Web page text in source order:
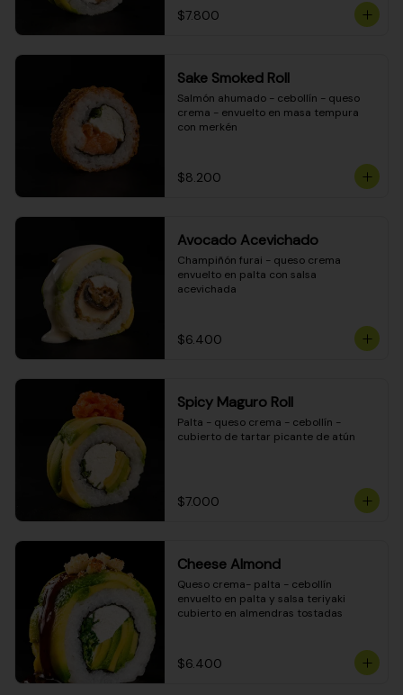
$7.800
Sake Smoked Roll
Salmón ahumado - cebollín - queso
crema - envuelto en masa tempura
con merkén
$8.200
Avocado Acevichado
Champiñón furai - queso crema
envuelto en palta con salsa
acevichada
$6.400
Spicy Maguro Roll
Palta - queso crema - cebollín -
cubierto de tartar picante de atún
$7.000
Cheese Almond
Queso crema- palta - cebollín
envuelto en palta y salsa teriyaki
cubierto en almendras tostadas
$6.400